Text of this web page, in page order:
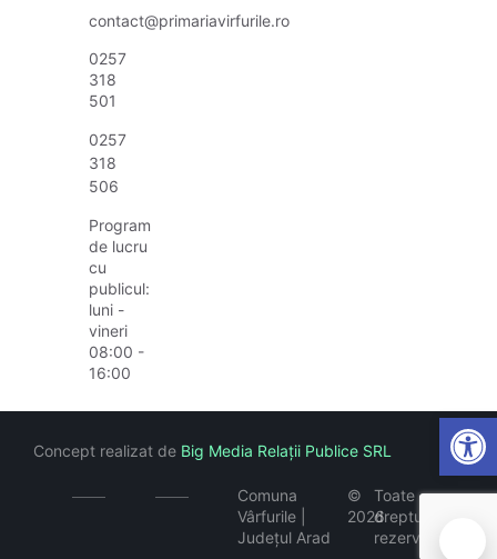
contact@primariavirfurile.ro
0257
318
501
0257
318
506
Program
de lucru
cu
publicul:
luni -
vineri
08:00 -
16:00
Comuna
Vârfurile |
Județul Arad
©
2026
Toate
drepturile
rezervate
Concept realizat de Big Media Relații Publice SRL